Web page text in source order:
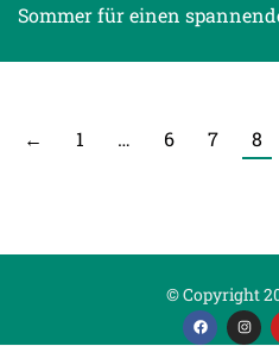
Sommer für einen
← 1 … 6 7 8
© Copyright